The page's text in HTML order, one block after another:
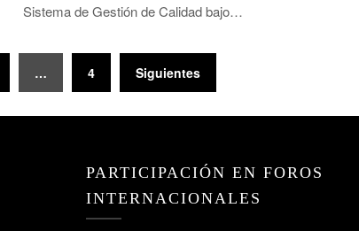
Sistema de Gestión de Calidad bajo…
… 4 Siguientes
PARTICIPACIÓN EN FOROS
INTERNACIONALES